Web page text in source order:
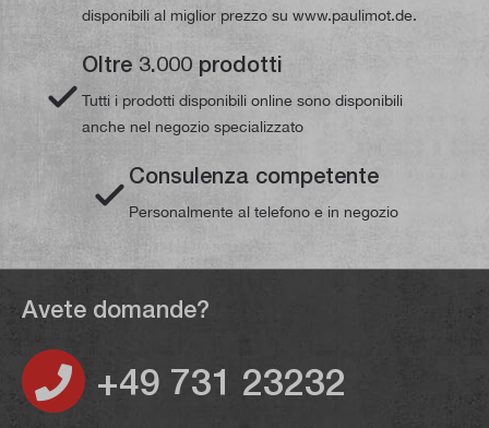
disponibili al miglior prezzo su www.paulimot.de.
Oltre 3.000 prodotti
Tutti i prodotti disponibili online sono disponibili
anche nel negozio specializzato
Consulenza competente
Personalmente al telefono e in negozio
Avete domande?
+49 731 23232